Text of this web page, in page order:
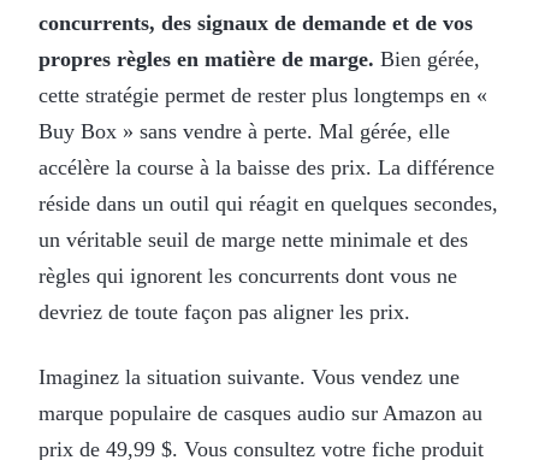
concurrents, des signaux de demande et de vos
propres règles en matière de marge. Bien gérée,
cette stratégie permet de rester plus longtemps en «
Buy Box » sans vendre à perte. Mal gérée, elle
accélère la course à la baisse des prix. La différence
réside dans un outil qui réagit en quelques secondes,
un véritable seuil de marge nette minimale et des
règles qui ignorent les concurrents dont vous ne
devriez de toute façon pas aligner les prix.
Imaginez la situation suivante. Vous vendez une
marque populaire de casques audio sur Amazon au
prix de 49,99 $. Vous consultez votre fiche produit